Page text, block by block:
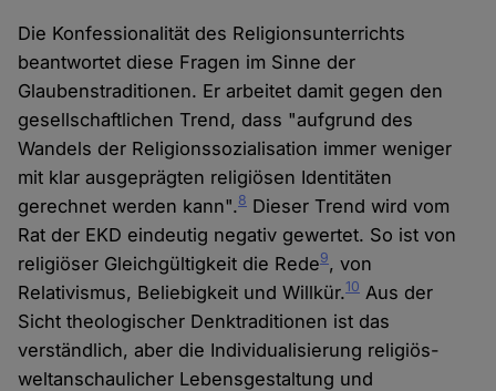
Die Konfessionalität des Religionsunterrichts
beantwortet diese Fragen im Sinne der
Glaubenstraditionen. Er arbeitet damit gegen den
gesellschaftlichen Trend, dass "aufgrund des
Wandels der Religionssozialisation immer weniger
mit klar ausgeprägten religiösen Identitäten
gerechnet werden kann".8 Dieser Trend wird vom
Rat der EKD eindeutig negativ gewertet. So ist von
religiöser Gleichgültigkeit die Rede9, von
Relativismus, Beliebigkeit und Willkür.10 Aus der
Sicht theologischer Denktraditionen ist das
verständlich, aber die Individualisierung religiös-
weltanschaulicher Lebensgestaltung und